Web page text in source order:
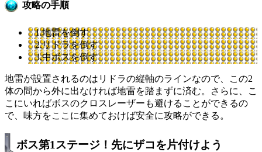
攻略の手順
1.地雷を倒す
2.リドラを倒す
3.中ボスを倒す
地雷が設置されるのはリドラの縦軸のラインなので、この2
体の間から外に出なければ地雷を踏まずに済む。さらに、こ
こにいればボスのクロスレーザーも避けることができるの
で、味方をここに集めておけば安全に攻略ができる。
ボス第1ステージ！先にザコを片付けよう